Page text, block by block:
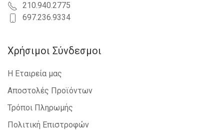
210.940.2775
697.236.9334
Χρήσιμοι Σύνδεσμοι
Η Εταιρεία μας
Αποστολές Προϊόντων
Τρόποι Πληρωμής
Πολιτική Επιστροφών